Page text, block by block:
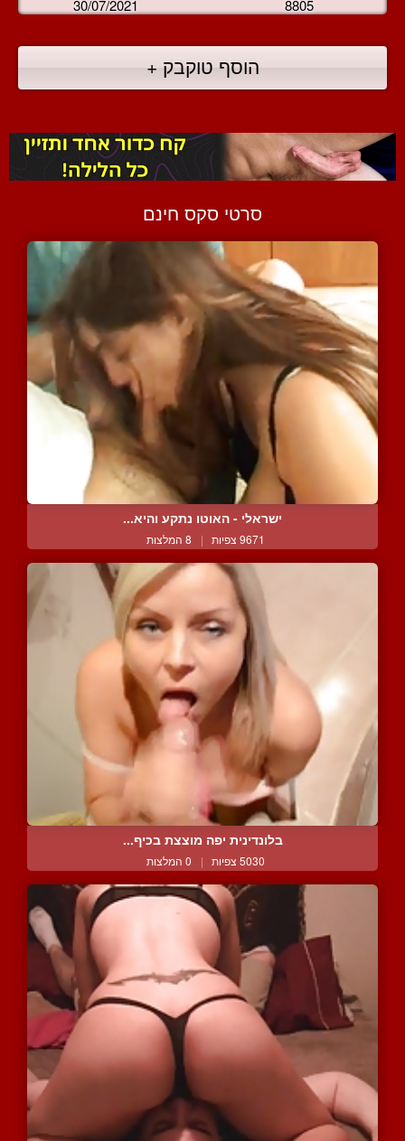
30/07/2021 8805
הוסף טוקבק +
סרטי סקס חינם
ישראלי - האוטו נתקע והיא...
9671 צפיות | 8 המלצות
בלונדינית יפה מוצצת בכיף...
5030 צפיות | 0 המלצות